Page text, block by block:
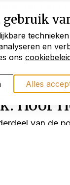
en
ons
Alles
huis
fronton in de
schuilt een
zie
Hoor
van de